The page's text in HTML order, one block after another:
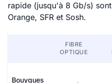
rapide (jusqu'à 8 Gb/s)
Orange, SFR et Sosh.
FIBRE
OPTIQUE
Bouygues